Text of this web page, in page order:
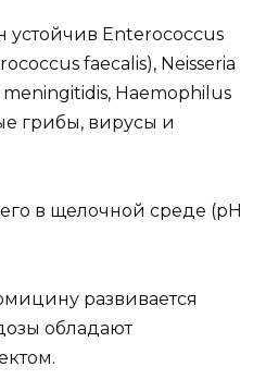
Enterococcus
faecalis), Neisseria
Haemophilus
грибы, вирусы и
в щелочной среде (pH
развивается
обладают